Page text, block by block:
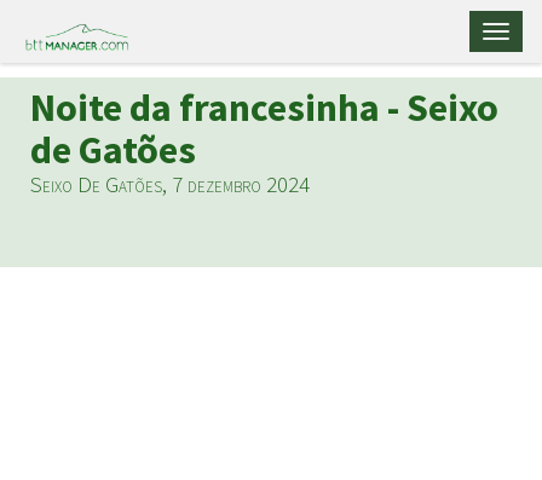
Noite da francesinha - Seixo
de Gatões
Seixo De Gatões, 7 dezembro 2024